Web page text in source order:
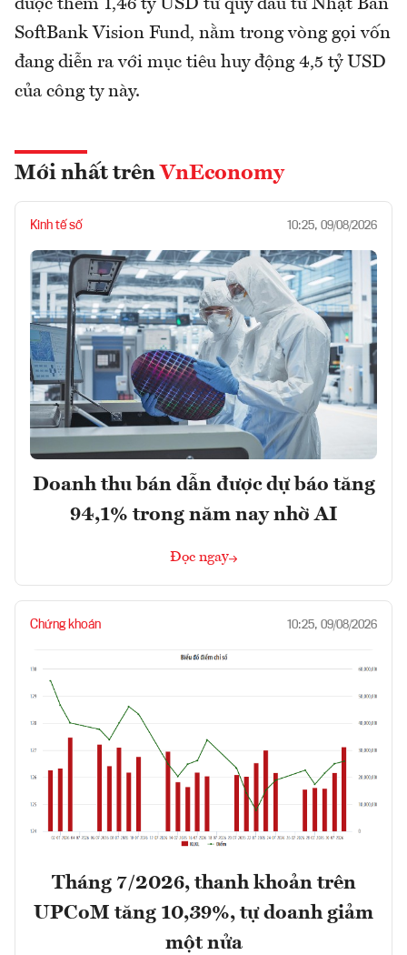
được thêm 1,46 tỷ USD từ quỹ đầu tư Nhật Bản
SoftBank Vision Fund, nằm trong vòng gọi vốn
đang diễn ra với mục tiêu huy động 4,5 tỷ USD
của công ty này.
Mới nhất trên VnEconomy
Kinh tế số 10:25, 09/08/2026
Doanh thu bán dẫn được dự báo tăng
94,1% trong năm nay nhờ AI
Đọc ngay
Chứng khoán 10:25, 09/08/2026
Tháng 7/2026, thanh khoản trên
UPCoM tăng 10,39%, tự doanh giảm
một nửa